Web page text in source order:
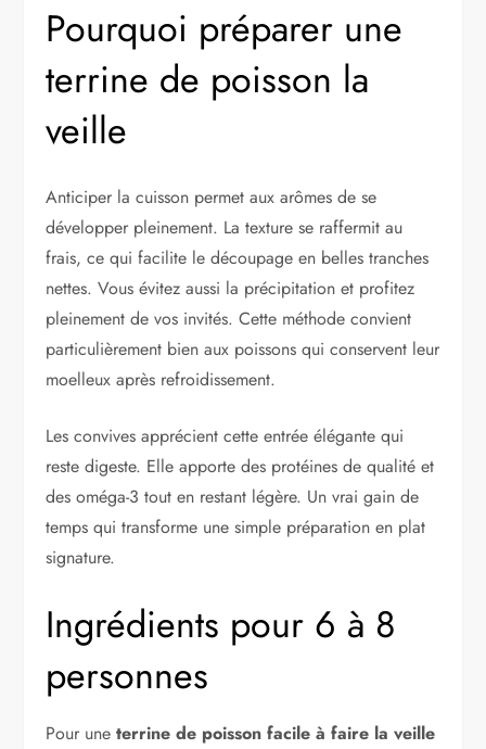
Pourquoi préparer une
terrine de poisson la
veille
Anticiper la cuisson permet aux arômes de se
développer pleinement. La texture se raffermit au
frais, ce qui facilite le découpage en belles tranches
nettes. Vous évitez aussi la précipitation et profitez
pleinement de vos invités. Cette méthode convient
particulièrement bien aux poissons qui conservent leur
moelleux après refroidissement.
Les convives apprécient cette entrée élégante qui
reste digeste. Elle apporte des protéines de qualité et
des oméga-3 tout en restant légère. Un vrai gain de
temps qui transforme une simple préparation en plat
signature.
Ingrédients pour 6 à 8
personnes
Pour uneterrine de poisson facile à faire la veille